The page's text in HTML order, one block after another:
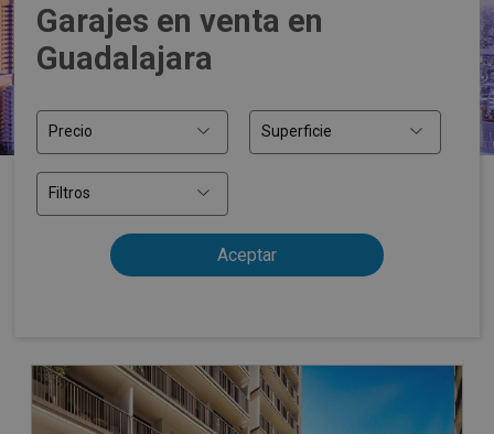
Garajes en venta en
Guadalajara
Precio Superficie
Filtros
OBRA NUEVA